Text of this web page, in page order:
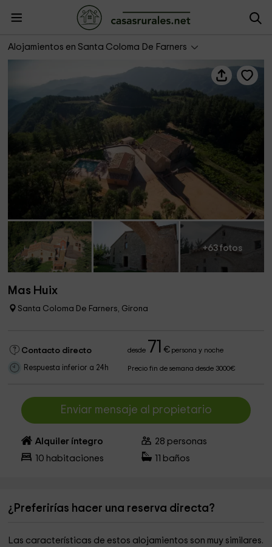
Alojamientos en Santa Coloma De Farners
+63 fotos
Mas Huix
Santa Coloma De Farners, Girona
Contacto directo desde 71 €persona y noche
Respuesta inferior a 24h Precio fin de semana desde 3000€
Enviar mensaje al propietario
Alquiler íntegro 28 personas
10 habitaciones baños
¿Preferirías hacer una reserva directa?
Las características de estos alojamientos son muy similares.